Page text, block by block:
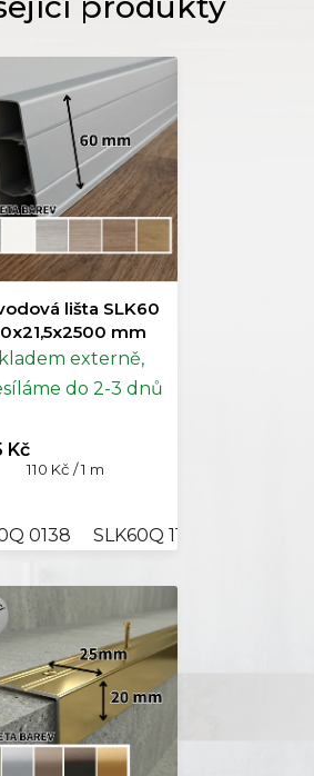
lišta SLK60
mm
externě,
do 2-3 dnů
Kč
Měrná
110 Kč / 1 m
0138 SLK60Q 1137